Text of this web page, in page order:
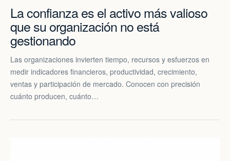
La confianza es el activo más valioso
que su organización no está
gestionando
Las organizaciones invierten tiempo, recursos y esfuerzos en
medir indicadores financieros, productividad, crecimiento,
ventas y participación de mercado. Conocen con precisión
cuánto producen, cuánto…